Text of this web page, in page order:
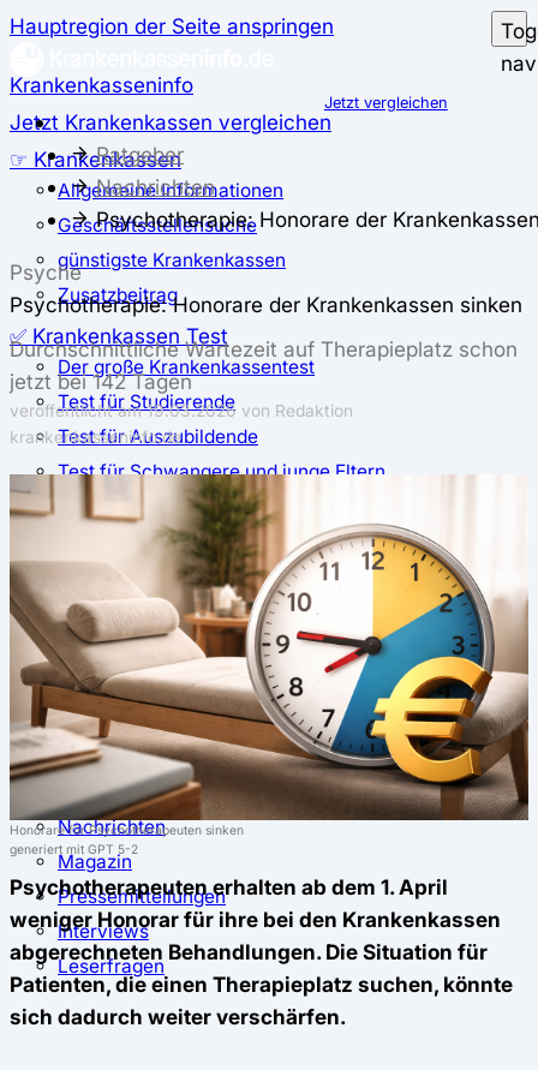
Hauptregion der Seite anspringen
Krankenkasseninfo
Jetzt Krankenkassen vergleichen
☞ Krankenkassen
Allgemeine Informationen
Geschäftsstellensuche
günstigste Krankenkassen
Zusatzbeitrag
✅ Krankenkassen Test
Der große Krankenkassentest
Test für Studierende
Test für Auszubildende
Test für Schwangere und junge Eltern
Test für Selbstständige
⚖️ Vergleich & Rechner
Krankenkassenvergleich
Krankenkassenrechner
↔ Wechsel
Krankenkassenwechsel
Kündigung
Musterkündigung
ℹ Ratgeber
Nachrichten
Magazin
Pressemitteilungen
Interviews
Leserfragen
Jetzt vergleichen
Ratgeber
Nachrichten
Psychotherapie: Honorare der
Psyche
Psychotherapie: Honorare der Krankenkassen sinken
Durchschnittliche Wartezeit auf Therapieplatz schon
jetzt bei 142 Tagen
veröffentlicht am19.03.2026 von Redaktion
krankenkasseninfo.de
Honorare für Psychotherapeuten sinken
generiert mit GPT 5-2
Psychotherapeuten erhalten ab dem 1. April
weniger Honorar für ihre bei den Krankenkassen
abgerechneten Behandlungen. Die Situation für
Patienten, die einen Therapieplatz suchen, könnte
sich dadurch weiter verschärfen.